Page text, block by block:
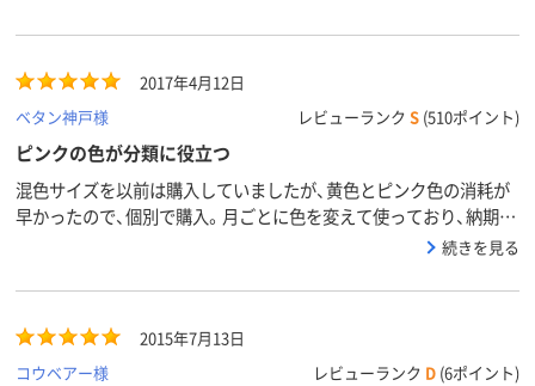
2017年4月12日
ベタン神戸様
レビューランク S (510ポイント)
ピンクの色が分類に役立つ
混色サイズを以前は購入していましたが、黄色とピンク色の消耗が
早かったので、個別で購入。月ごとに色を変えて使っており、納期の
順から仕事をするのに役立てています。翌日配送なので在庫をもつ
続きを見る
2015年7月13日
コウベアー様
レビューランク D (6ポイント)